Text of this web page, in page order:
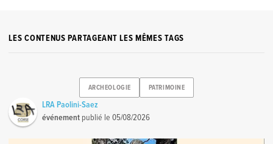
LES CONTENUS PARTAGEANT LES MÊMES TAGS
ARCHEOLOGIE PATRIMOINE
LRA Paolini-Saez
événement publié le05/08/2026